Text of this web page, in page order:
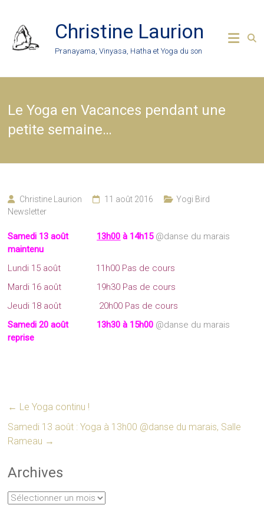
content
Christine Laurion
Pranayama, Vinyasa, Hatha et Yoga du son
Le Yoga en Vacances pendant une
petite semaine…
Christine Laurion 11 août 2016
Yogi Bird
Newsletter
Samedi 13 août 13h00 à 14h15@danse du marais
maintenu
Lundi 15 août 11h00 Pas de cours
Mardi 16 août 19h30 Pas de cours
Jeudi 18 août 20h00 Pas de cours
Samedi 20 août
13h30 à 15h00 @danse du marais
reprise
← Le Yoga continu !
Samedi 13 août : Yoga à 13h00 @danse du marais, Salle
Rameau →
Archives
Archives